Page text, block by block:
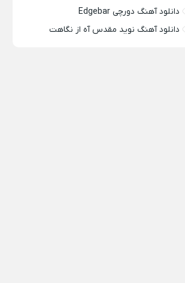
دانلود آهنگ دورچی Edgebar
دانلود آهنگ نوید مقدس آه از نگاهت